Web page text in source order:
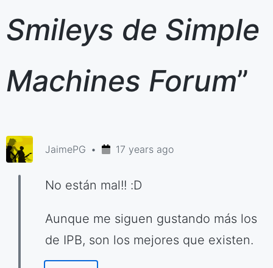
Smileys de Simple
Machines Forum”
JaimePG 17 years ago
No están mal!! :D
Aunque me siguen gustando más los
de IPB, son los mejores que existen.